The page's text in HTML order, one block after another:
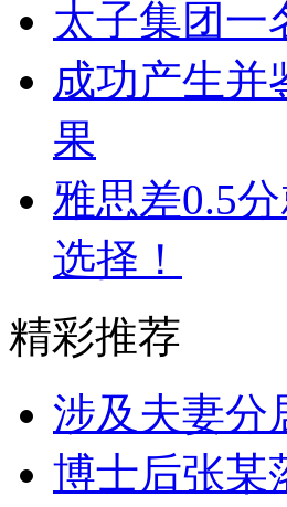
太子集团一
成功产生并
果
雅思差0.5
选择！
精彩推荐
涉及夫妻分
博士后张某